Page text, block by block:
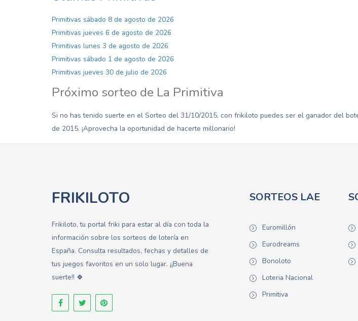
Primitivas sábado 8 de agosto de 2026
Primitivas jueves 6 de agosto de 2026
Primitivas lunes 3 de agosto de 2026
Primitivas sábado 1 de agosto de 2026
Primitivas jueves 30 de julio de 2026
Próximo sorteo de La Primitiva
Si no has tenido suerte en el Sorteo del 31/10/2015, con frikiloto puedes ser el ganador del
de 2015. ¡Aprovecha la oportunidad de hacerte millonario!
FRIKILOTO
Frikiloto, tu portal friki para estar al día con toda la
información sobre los sorteos de lotería en
España. Consulta resultados, fechas y detalles de
tus juegos favoritos en un solo lugar. ¡¡Buena
suerte!! 🍀
SORTEOS LAE
Euromillón
Eurodreams
Bonoloto
Loteria Nacional
Primitiva